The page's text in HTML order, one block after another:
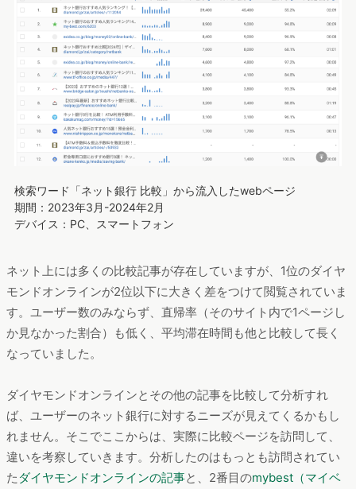
検索ワード「ネット銀行 比較」から流入したwebページ
期間：2023年3月-2024年2月
デバイス：PC、スマートフォン
ネット上には多くの比較記事が存在していますが、1位のダイヤ
モンドオンラインが2位以下に大きく差をつけて閲覧されていま
す。ユーザー数のみならず、直帰率（そのサイト内で1ページし
か見なかった割合）も低く、平均滞在時間も他と比較して長く
なっていました。
ダイヤモンドオンラインとその他の記事を比較して分析すれ
ば、ユーザーのネット銀行に対するニーズが見えてくるかもし
れません。そこでここからは、実際に比較ページを訪問して、
違いを考察していきます。分析したのはもっとも訪問されてい
た ダイヤモンドオンラインの記事と、2番目のmybest（マイベ